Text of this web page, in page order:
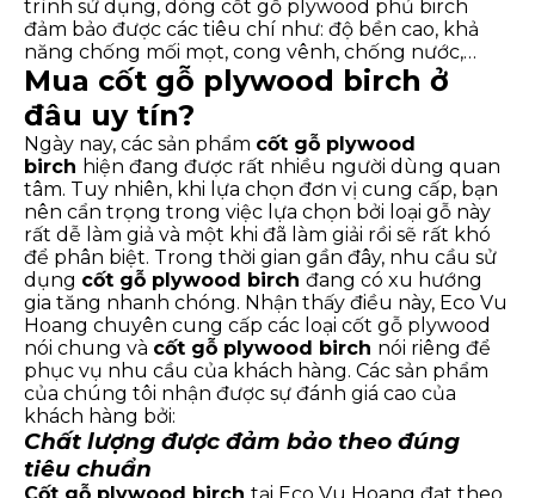
trình sử dụng, dòng cốt gỗ plywood phủ birch
đảm bảo được các tiêu chí như: độ bền cao, khả
năng chống mối mọt, cong vênh, chống nước,…
Mua cốt gỗ plywood birch ở
đâu uy tín?
Ngày nay, các sản phẩm cốt gỗ plywood
birch hiện đang được rất nhiều người dùng quan
tâm. Tuy nhiên, khi lựa chọn đơn vị cung cấp, bạn
nên cẩn trọng trong việc lựa chọn bởi loại gỗ này
rất dễ làm giả và một khi đã làm giải rồi sẽ rất khó
để phân biệt. Trong thời gian gần đây, nhu cầu sử
dụng cốt gỗ plywood birch đang có xu hướng
gia tăng nhanh chóng. Nhận thấy điều này, Eco Vu
Hoang chuyên cung cấp các loại cốt gỗ plywood
nói chung và cốt gỗ plywood birch nói riêng để
phục vụ nhu cầu của khách hàng. Các sản phẩm
của chúng tôi nhận được sự đánh giá cao của
khách hàng bởi:
Chất lượng được đảm bảo theo đúng
tiêu chuẩn